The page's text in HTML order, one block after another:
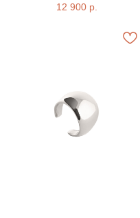
12 900 р.